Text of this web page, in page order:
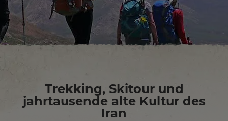
Trekking, Skitour und
jahrtausende alte Kultur des
Iran